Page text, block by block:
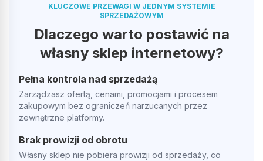
KLUCZOWE PRZEWAGI W JEDNYM SYSTEMIE
SPRZEDAŻOWYM
Dlaczego warto postawić na
własny sklep internetowy?
Pełna kontrola nad sprzedażą
Zarządzasz ofertą, cenami, promocjami i procesem
zakupowym bez ograniczeń narzucanych przez
zewnętrzne platformy.
Brak prowizji od obrotu
Własny sklep nie pobiera prowizji od sprzedaży, co